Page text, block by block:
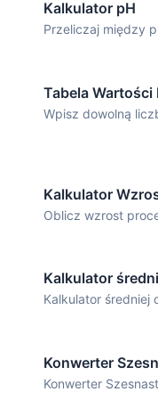
Kalkulator pH
Przeliczaj między
Tabela Wartości
Wpisz dowolną
Kalkulator
Oblicz wzrost
Kalkulator
Kalkulator średniej
Konwerter
Konwerter